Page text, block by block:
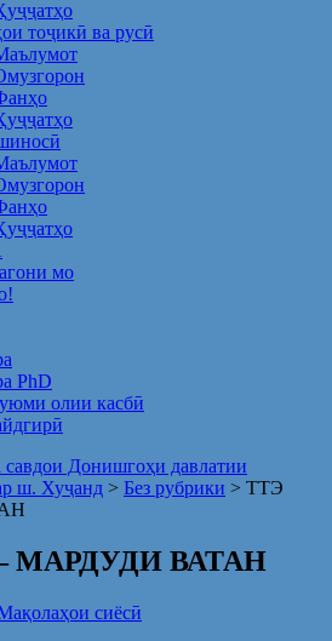
тоҷикӣ ва русӣ
мо
PhD
олии касбӣ
Донишгоҳи давлатии
ш. Хуҷанд > Без рубрики > ТТЭ
МАРДУДИ ВАТАН
сиёсӣ